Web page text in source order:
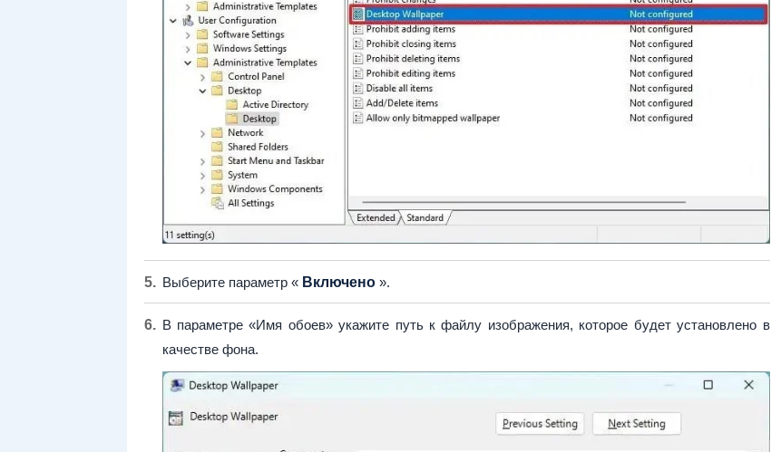
Выберите параметр « Включено».
В параметре «Имя обоев» укажите путь к файлу изображения, которое будет установлено в
качестве фона.